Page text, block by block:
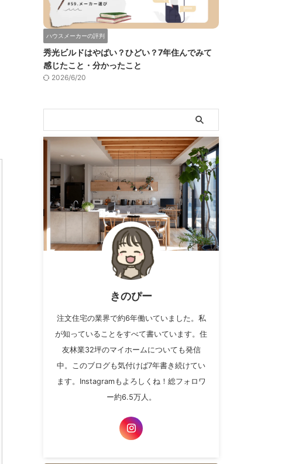
ハウスメーカーの評判
秀光ビルドはやばい？ひどい？7年住んでみて
感じたこと・分かったこと
2026/6/20
きのぴー
注文住宅の業界で約6年働いていました。私
が知っていることをすべて書いています。住
友林業32坪のマイホームについても発信
中。このブログも気付けば7年書き続けてい
ます。Instagramもよろしくね！総フォロワ
ー約6.5万人。